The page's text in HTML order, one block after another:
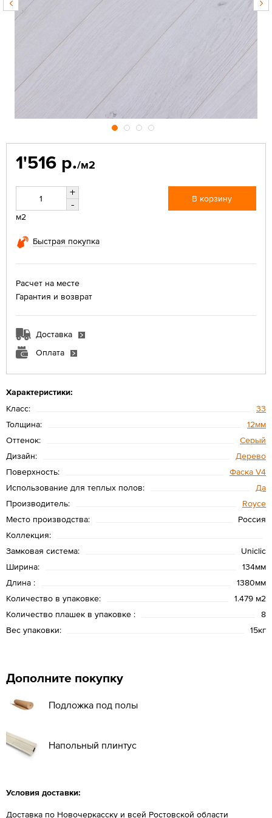
Характеристики:
Класс:
33
Толщина:
12мм
Оттенок:
Серый
Дизайн:
Дерево
Поверхность:
Фаска V4
Использование для теплых полов:
Да
Производитель:
Royce
Место производства:
Россия
Коллекция:
Замковая система:
Uniclic
Ширина:
134мм
Длина :
1380мм
Количество в упаковке:
1.479 м2
Количество плашек в упаковке :
8
Вес упаковки:
15кг
1'516 р./м2
+
-
м2
В корзину
Быстрая покупка
Расчет на месте
Гарантия и возврат
Доставка
Оплата
Дополните покупку
Подложка под полы
Напольный плинтус
Условия доставки:
Доставка по Новочеркасску и всей Ростовской области